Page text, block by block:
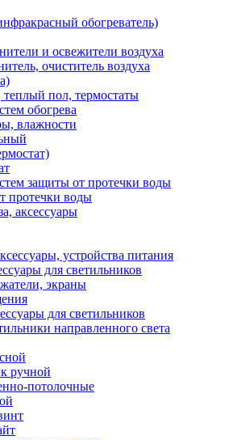
обогреватель)
и освежители воздуха
очиститель воздуха
пол, термостаты
обогрева
влажности
защиты от протечки воды
протечки воды
аксессуары
устройства питания
для светильников
экраны
для светильников
направленного света
ручной
потолочные